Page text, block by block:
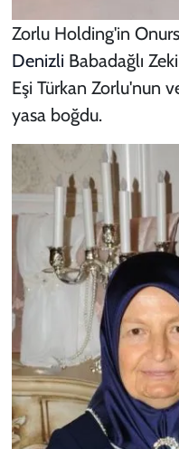
Zorlu Holding'in
Denizli Babadağlı
Eşi Türkan Zorlu'nun
yasa boğdu.